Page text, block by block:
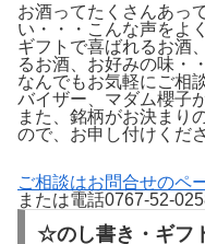
お酒ってたくさんあっ
い・・・こんな声をよ
ギフトで喜ばれるお酒
るお酒、お好みの味・
なんでもお気軽にご相
バイザー、マダム櫻子
また、銘柄がお決まり
ので、お申し付けくださ
ご相談はお問合せのペ
または電話0767-52-
☆のし書き・ギフ